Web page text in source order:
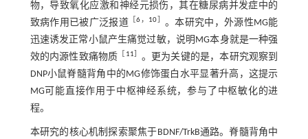
物，导致氧化应激和神经元损伤，其在糖尿病并发症中的
致病作用已被广泛报道
［6， 10
。本研究中，外源性MG能
迅速诱发正常小鼠产生痛觉过敏，说明MG本身就是一种强
效的内源性致痛物质
11
。更为关键的是，本研究观察到
DNP小鼠脊髓背角中的MG修饰蛋白水平显著升高，这提示
MG可能直接作用于中枢神经系统，参与了中枢敏化的进
程。
本研究的核心机制探索聚焦于BDNF/TrkB通路。脊髓背角中